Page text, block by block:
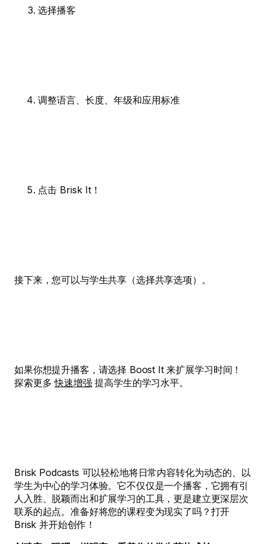
选择播客
调整语言、长度、年级和应用标准
点击 Brisk It！
接下来，您可以与学生共享（选择共享选项）。
如果你想提升播客，请选择 Boost It 来扩展学习时间！
探索更多快速增强 提高学生的学习水平。
Brisk Podcasts 可以轻松地将日常内容转化为动态的、以
学生为中心的学习体验。它不仅仅是一个播客，它拥有引
人入胜、脱颖而出和扩展学习的工具，更是建立更深层次
联系的起点。准备好将您的课程变为现实了吗？打开
Brisk 并开始创作！